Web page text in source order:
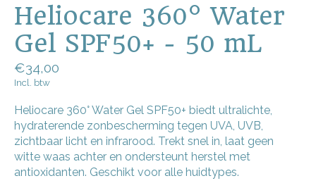
Heliocare 360° Water
Gel SPF50+ - 50 mL
€34,00
Incl. btw
Heliocare 360° Water Gel SPF50+ biedt ultralichte,
hydraterende zonbescherming tegen UVA, UVB,
zichtbaar licht en infrarood. Trekt snel in, laat geen
witte waas achter en ondersteunt herstel met
antioxidanten. Geschikt voor alle huidtypes.